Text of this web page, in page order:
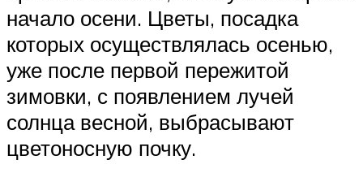
начало осени. Цветы, посадка
которых осуществлялась осенью,
уже после первой пережитой
зимовки, с появлением лучей
солнца весной, выбрасывают
цветоносную почку.